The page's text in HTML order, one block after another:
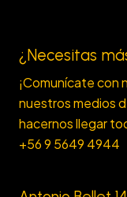
¿Necesitas
¡Comunícate con
nuestros medios
hacernos llegar
+56 9 5649 4944